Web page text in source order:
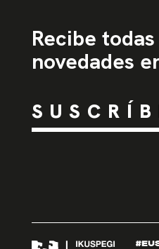
Recibe
novedades